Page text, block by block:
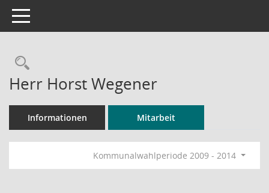
Toggle navigation
Rechercheauswahl
Herr Horst Wegener
Informationen Mitarbeit
Kommunalwahlperiode 2009 - 2014